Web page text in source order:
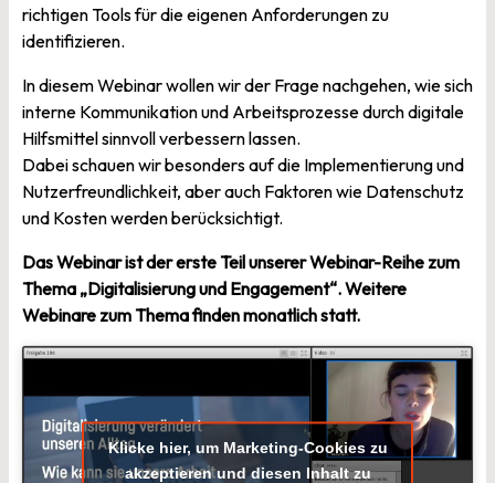
Newsletter
richtigen Tools für die eigenen Anforderungen zu
identifizieren.
In diesem Webinar wollen wir der Frage nachgehen, wie sich
interne Kommunikation und Arbeitsprozesse durch digitale
Hilfsmittel sinnvoll verbessern lassen.
Dabei schauen wir besonders auf die Implementierung und
Nutzerfreundlichkeit, aber auch Faktoren wie Datenschutz
und Kosten werden berücksichtigt.
Das Webinar ist der erste Teil unserer Webinar-Reihe zum
Thema „Digitalisierung und Engagement“. Weitere
Webinare zum Thema finden monatlich statt.
Klicke hier, um Marketing-Cookies zu
akzeptieren und diesen Inhalt zu